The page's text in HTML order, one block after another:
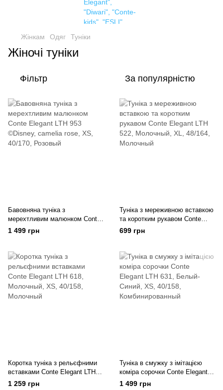
Жінкам Одяг Туніки
Жіночі туніки
Фільтр За популярністю
Бавовняна туніка з
мерехтливим малюнком Conte
Elegant LTH 953 ©Disney
1 499 грн
Туніка з мереживною вставкою
та коротким рукавом Conte
Elegant LTH 522
699 грн
Коротка туніка з рельєфними
вставками Conte Elegant LTH
618
1 259 грн
Туніка в смужку з імітацією
коміра сорочки Conte Elegant
LTH 631
1 499 грн